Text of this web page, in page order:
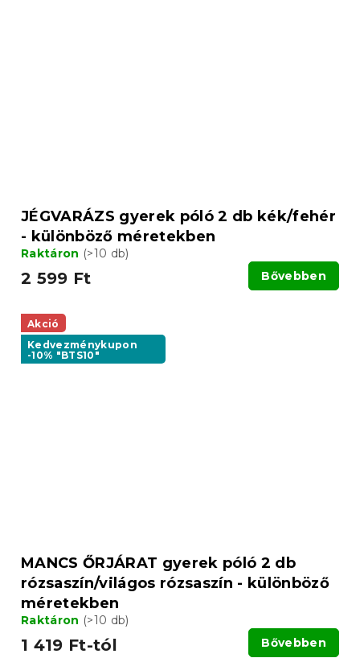
JÉGVARÁZS gyerek póló 2 db kék/fehér
- különböző méretekben
Raktáron (>10 db)
2 599 Ft Bővebben
Akció
Kedvezménykupon
-10% "BTS10"
MANCS ŐRJÁRAT gyerek póló 2 db
rózsaszín/világos rózsaszín - különböző
méretekben
Raktáron (>10 db)
1 419 Ft-tól Bővebben